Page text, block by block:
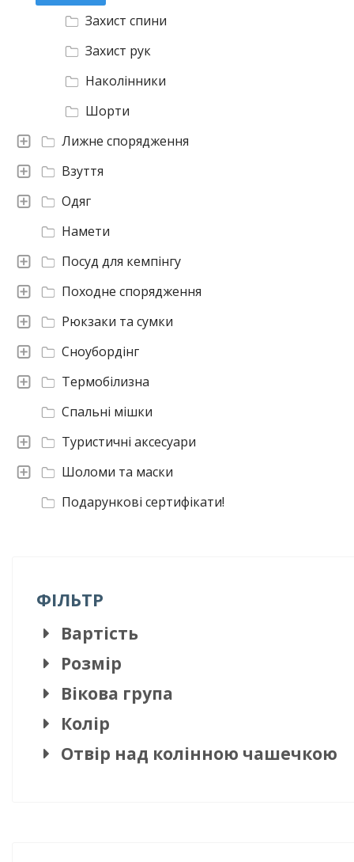
Подарункові сертифікати!
Шоломи та маски
Туристичні аксесуари
Спальні мішки
Термобілизна
Сноубордінг
Рюкзаки та сумки
Походне спорядження
Посуд для кемпінгу
Намети
Одяг
Взуття
Лижне спорядження
Захист спини
Захист рук
Наколінники
Шорти
ФІЛЬТР
Вартість
Розмір
Вікова група
Колір
Отвір над колінною чашечкою